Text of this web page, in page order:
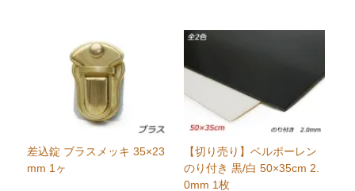
差込錠 ブラスメッキ 35×23
mm 1ヶ
【切り売り】ベルポーレン
のり付き 黒/白 50×35cm 2.
0mm 1枚